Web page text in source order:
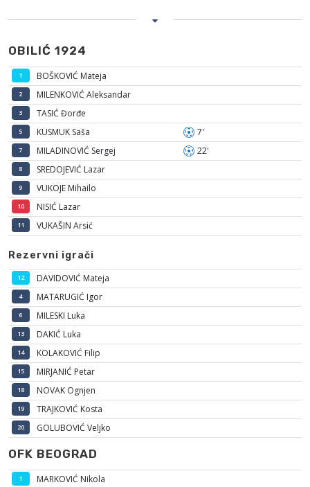
OBILIĆ 1924
1 BOŠKOVIĆ Mateja
2 MILENKOVIĆ Aleksandar
3 TASIĆ Đorđe
5 KUSMUK Saša 7'
7 MILADINOVIĆ Sergej 22'
8 SREDOJEVIĆ Lazar
9 VUKOJE Mihailo
10 NISIĆ Lazar
11 VUKAŠIN Arsić
Rezervni igrači
12 DAVIDOVIĆ Mateja
4 MATARUGIĆ Igor
6 MILESKI Luka
13 DAKIĆ Luka
14 KOLAKOVIĆ Filip
15 MIRJANIĆ Petar
18 NOVAK Ognjen
19 TRAJKOVIĆ Kosta
20 GOLUBOVIĆ Veljko
OFK BEOGRAD
1 MARKOVIĆ Nikola